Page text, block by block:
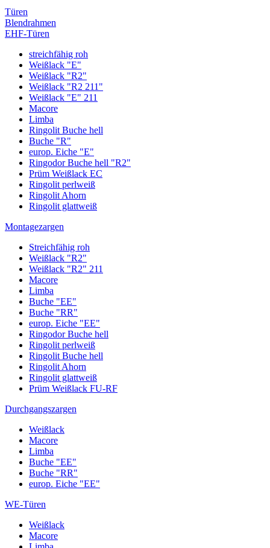
Türen
Blendrahmen
EHF-Türen
streichfähig roh
Weißlack "E"
Weißlack "R2"
Weißlack "R2 211"
Weißlack "E" 211
Macore
Limba
Ringolit Buche hell
Buche "R"
europ. Eiche "E"
Ringodor Buche hell "R2"
Prüm Weißlack EC
Ringolit perlweiß
Ringolit Ahorn
Ringolit glattweiß
Montagezargen
Streichfähig roh
Weißlack "R2"
Weißlack "R2" 211
Macore
Limba
Buche "EE"
Buche "RR"
europ. Eiche "EE"
Ringodor Buche hell
Ringolit perlweiß
Ringolit Buche hell
Ringolit Ahorn
Ringolit glattweiß
Prüm Weißlack FU-RF
Durchgangszargen
Weißlack
Macore
Limba
Buche "EE"
Buche "RR"
europ. Eiche "EE"
WE-Türen
Weißlack
Macore